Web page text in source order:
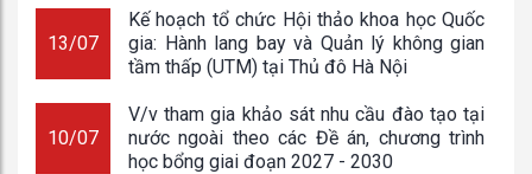
13/07
Kế hoạch tổ chức Hội thảo khoa học Quốc
gia: Hành lang bay và Quản lý không gian
tầm thấp (UTM) tại Thủ đô Hà Nội
10/07
V/v tham gia khảo sát nhu cầu đào tạo tại
nước ngoài theo các Đề án, chương trình
học bổng giai đoạn 2027 - 2030